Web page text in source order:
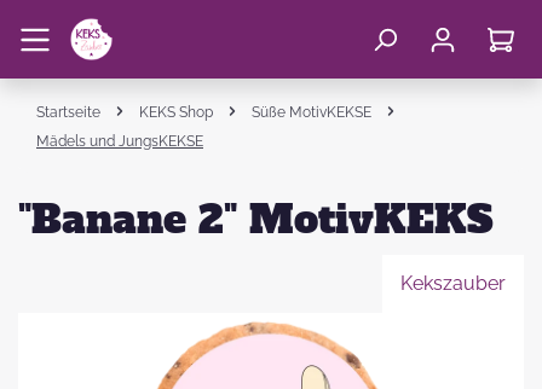
Startseite KEKS Shop
Süße MotivKEKSE
Mädels und JungsKEKSE
"Banane 2" MotivKEKS
Kekszauber